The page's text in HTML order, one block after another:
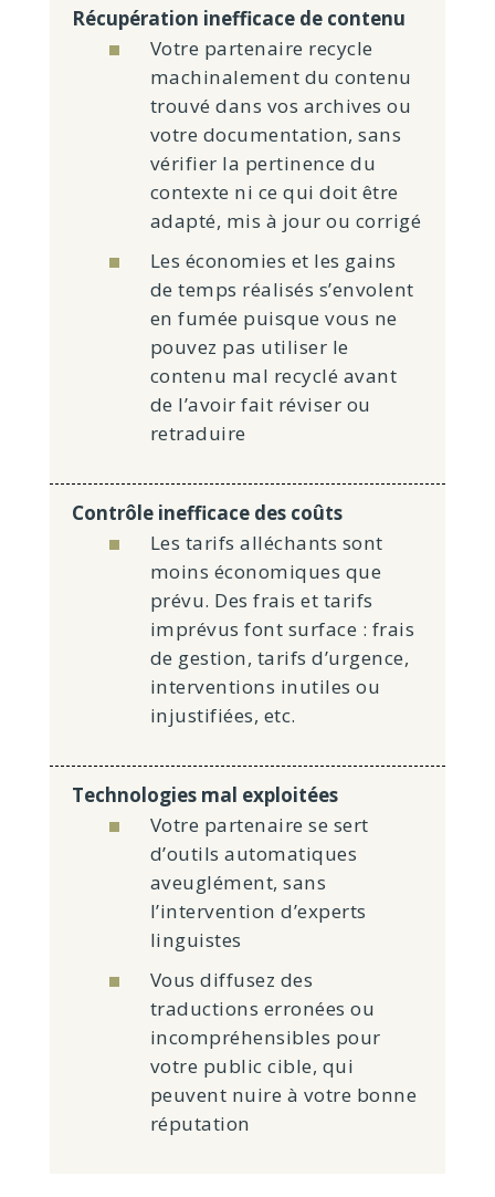
Récupération inefficace de contenu
Votre partenaire recycle
machinalement du contenu
trouvé dans vos archives ou
votre documentation, sans
vérifier la pertinence du
contexte ni ce qui doit être
adapté, mis à jour ou corrigé
Les économies et les gains
de temps réalisés s’envolent
en fumée puisque vous ne
pouvez pas utiliser le
contenu mal recyclé avant
de l’avoir fait réviser ou
retraduire
Contrôle inefficace des coûts
Les tarifs alléchants sont
moins économiques que
prévu. Des frais et tarifs
imprévus font surface : frais
de gestion, tarifs d’urgence,
interventions inutiles ou
injustifiées, etc.
Technologies mal exploitées
Votre partenaire se sert
d’outils automatiques
aveuglément, sans
l’intervention d’experts
linguistes
Vous diffusez des
traductions erronées ou
incompréhensibles pour
votre public cible, qui
peuvent nuire à votre bonne
réputation